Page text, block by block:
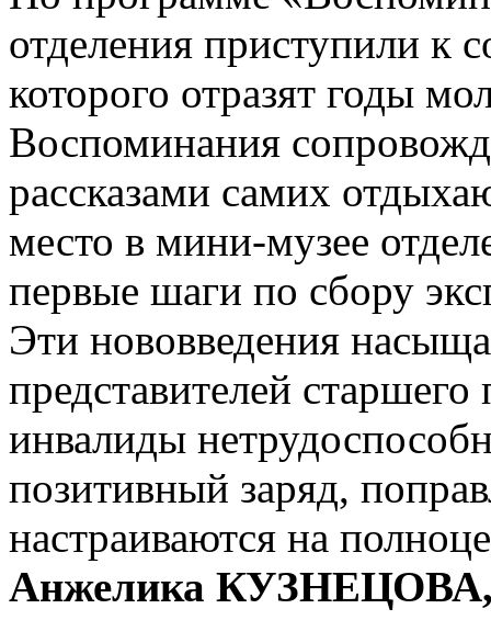
отделения приступили к
которого отразят годы
Воспоминания
рассказами самих
место в мини-музее
первые шаги по сбору
Эти нововведения
представителей
инвалиды
позитивный заряд,
настраиваются на
Анжелика КУЗНЕЦОВА,